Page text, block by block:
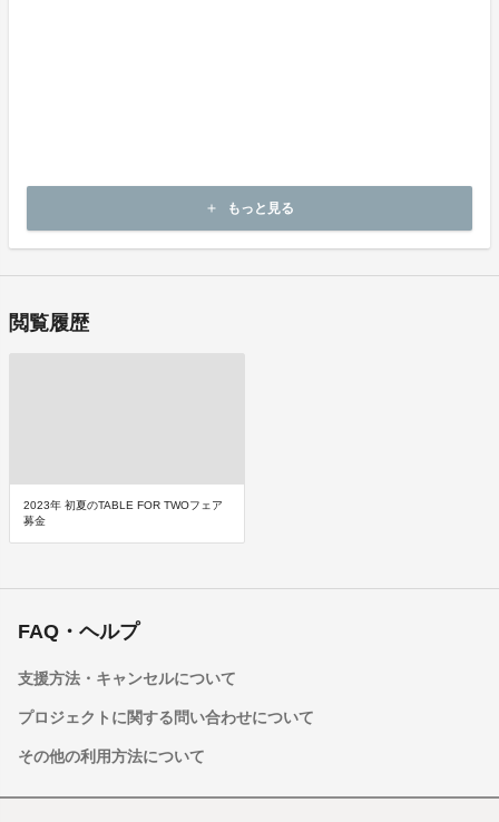
決済完了後の返金は一切できません。
add もっと見る
閲覧履歴
2023年 初夏のTABLE FOR TWOフェア
募金
FAQ・ヘルプ
支援方法・キャンセルについて
プロジェクトに関する問い合わせについて
その他の利用方法について